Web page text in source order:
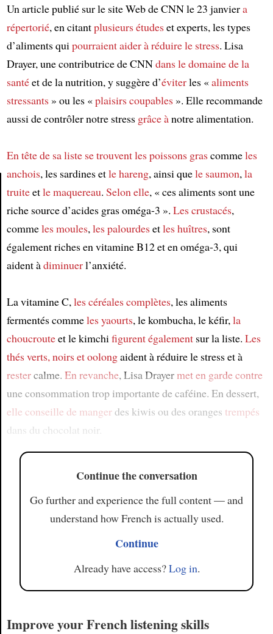
Article
Un article publié sur le site Web de CNN le 23 janviera
répertorié, en citantplusieurs étudeset experts, les types
d’aliments qui pourraient aider à réduire le stress. Lisa
Drayer, une contributrice de CNNdans le domaine dela
santéet de la nutrition, y suggère d’éviterles «aliments
stressants» ou les «plaisirs coupables». Elle recommande
aussi de contrôler notre stress grâce ànotre alimentation.
En tête de sa liste se trouventles poissons grascommeles
anchois, les sardines etle hareng, ainsi quele saumon, la
truiteetle maquereau. Selon elle, « ces aliments sont une
riche source d’acides gras oméga-3 ». Les crustacés,
commeles moules, les palourdesetles huîtres, sont
également riches en vitamine B12 et en oméga-3, qui
aident àdiminuerl’anxiété.
La vitamine C, les céréales complètes, les aliments
fermentés commeles yaourts, le kombucha, le kéfir, la
choucrouteet le kimchi figurent égalementsur la liste. Les
thés verts, noirs et oolongaident à réduire le stress et à
restercalme. En revanche, Lisa Drayermet en garde contre
une consommation trop importante de caféine. En dessert,
elle conseille de mangerdes kiwis ou des oranges trempés
dans du chocolat noir.
Continue the conversation
Go further and experience the full content — and
understand how French is actually used.
Continue
Already have access?Log in.
Improve your French listening skills